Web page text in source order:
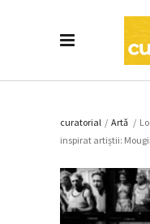
curatorial / Artǎ /
inspirat artiștii: